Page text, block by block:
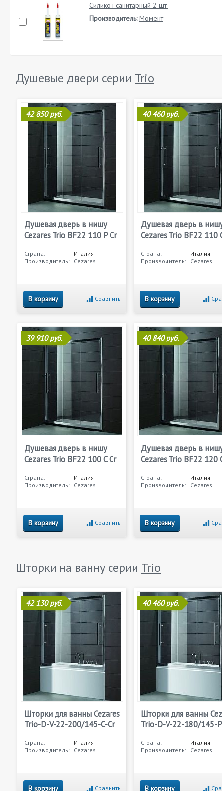
Силикон санитарный 2 шт.
Производитель: Момент
Душевые двери серии Trio
42 850 руб.
Душевая дверь в нишу
Cezares Trio BF22 110 P Cr
Страна:
Италия
Производитель: Cezares
В корзину Сравнить
40 460 руб.
Душевая дверь в
Cezares Trio BF22 110
Страна:
Италия
Производитель: Cezares
В корзину
39 910 руб.
Душевая дверь в нишу
Cezares Trio BF22 100 C Cr
Страна:
Италия
Производитель: Cezares
В корзину Сравнить
40 840 руб.
Душевая дверь в
Cezares Trio BF22 120
Страна:
Италия
Производитель: Cezares
В корзину
Шторки на ванну серии Trio
42 130 руб.
Шторки для ванны Cezares
Trio-D-V-22-200/145-C-Cr
Страна:
Италия
Производитель: Cezares
В корзину Сравнить
40 460 руб.
Шторки для ванны
Trio-D-V-22-180/145-
Страна:
Италия
Производитель: Cezares
В корзину